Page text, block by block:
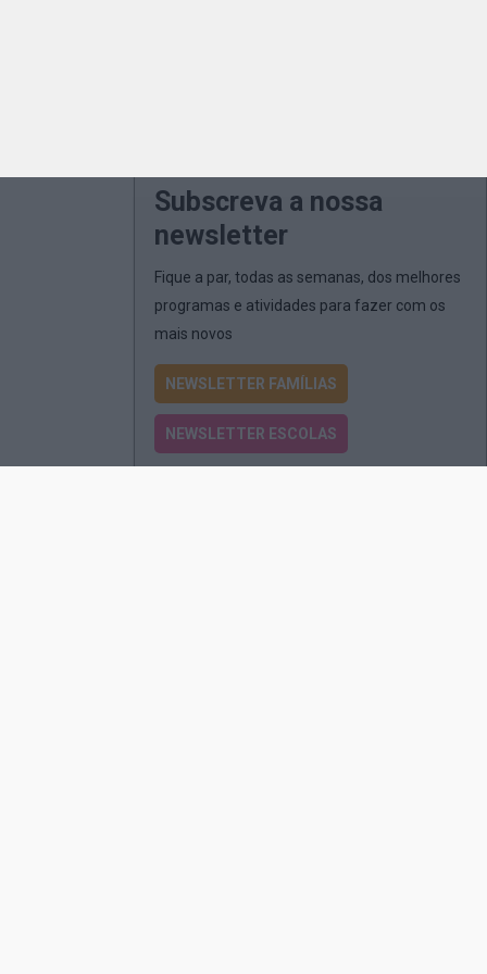
Subscreva a nossa
newsletter
Fique a par, todas as semanas, dos melhores
programas e atividades para fazer com os
mais novos
NEWSLETTER FAMÍLIAS
NEWSLETTER ESCOLAS